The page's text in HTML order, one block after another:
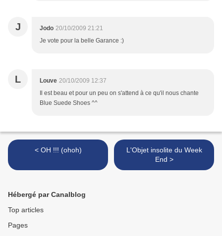
J Jodo 20/10/2009 21:21
Je vote pour la belle Garance :)
L Louve 20/10/2009 12:37
Il est beau et pour un peu on s'attend à ce qu'il nous chante
Blue Suede Shoes ^^
< OH !!! (ohoh)
L'Objet insolite du Week
End >
Hébergé par Canalblog
Top articles
Pages